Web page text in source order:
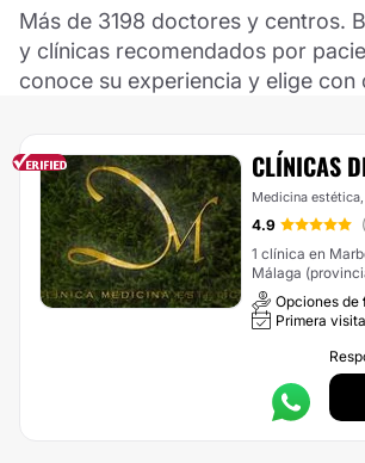
Más de 3198 doctores y centros.
y clínicas recomendados por
conoce su experiencia y elige con
CLÍNICAS
Medicina
4.9
1 clínica en
Málaga
Opciones de
Primera visita